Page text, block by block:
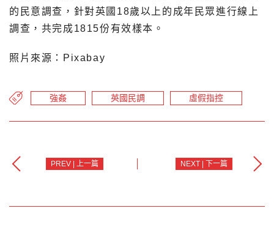
的民意調查，針對英國18歲以上的成年民眾進行線上
調查，共完成1815份有效樣本。
照片來源：Pixabay
強姦 英國民調 虛假指控
PREV | 上一篇 NEXT | 下一篇